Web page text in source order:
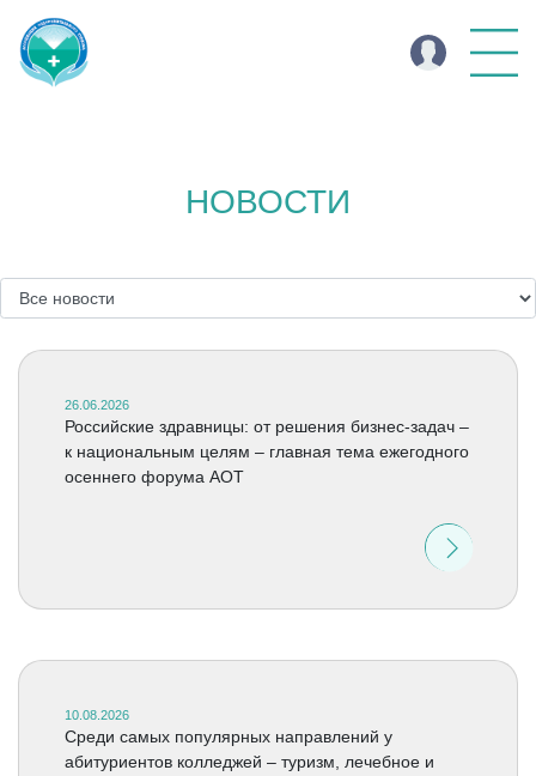
НОВОСТИ
26.06.2026
Российские здравницы: от решения бизнес-задач –
к национальным целям – главная тема ежегодного
осеннего форума АОТ
10.08.2026
Среди самых популярных направлений у
абитуриентов колледжей – туризм, лечебное и